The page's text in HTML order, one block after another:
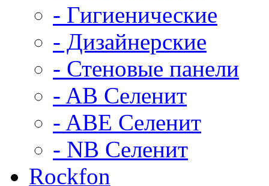
- Гигиенические
- Дизайнерские
- Стеновые панели
- AB Селенит
- ABE Селенит
- NB Селенит
Rockfon